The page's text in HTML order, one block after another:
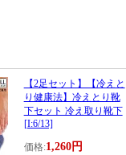
【2足セット】【冷えと
り健康法】冷えとり靴
下セット 冷え取り靴下
[I:6/13]
価格:1,260円